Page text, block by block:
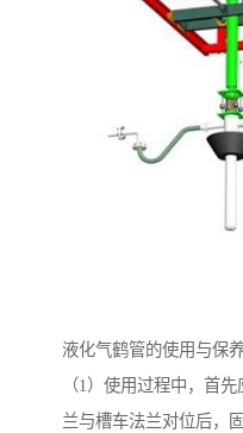
液化气鹤管的使用与保养
（1）使用过程中，首
兰与槽车法兰对位后，